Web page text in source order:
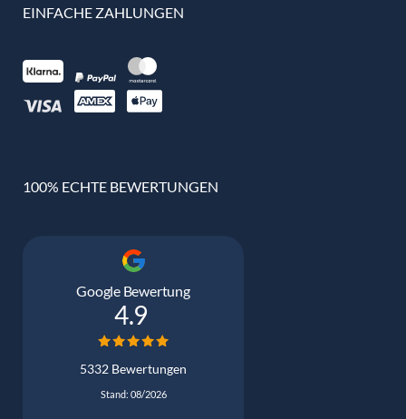
EINFACHE ZAHLUNGEN
100% ECHTE BEWERTUNGEN
Google Bewertung
4.9
5332 Bewertungen
Stand: 08/2026